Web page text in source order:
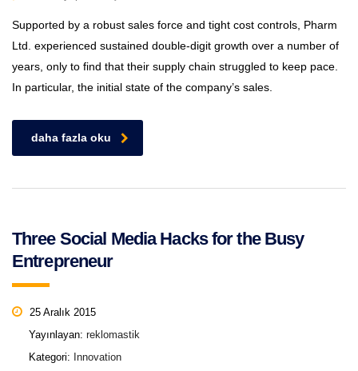
Supported by a robust sales force and tight cost controls, Pharm
Ltd. experienced sustained double-digit growth over a number of
years, only to find that their supply chain struggled to keep pace.
In particular, the initial state of the company’s sales.
daha fazla oku
Three Social Media Hacks for the Busy
Entrepreneur
25 Aralık 2015
Yayınlayan: reklomastik
Kategori: Innovation